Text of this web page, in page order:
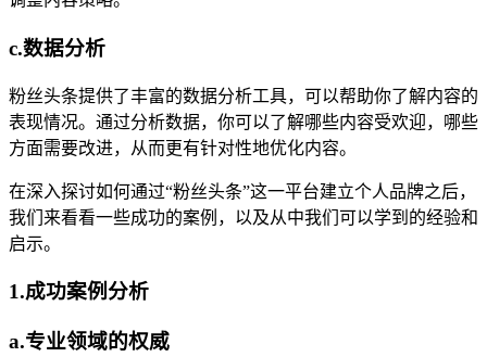
c.数据分析
粉丝头条提供了丰富的数据分析工具，可以帮助你了解内容的
表现情况。通过分析数据，你可以了解哪些内容受欢迎，哪些
方面需要改进，从而更有针对性地优化内容。
在深入探讨如何通过“粉丝头条”这一平台建立个人品牌之后，
我们来看看一些成功的案例，以及从中我们可以学到的经验和
启示。
1.成功案例分析
a.专业领域的权威